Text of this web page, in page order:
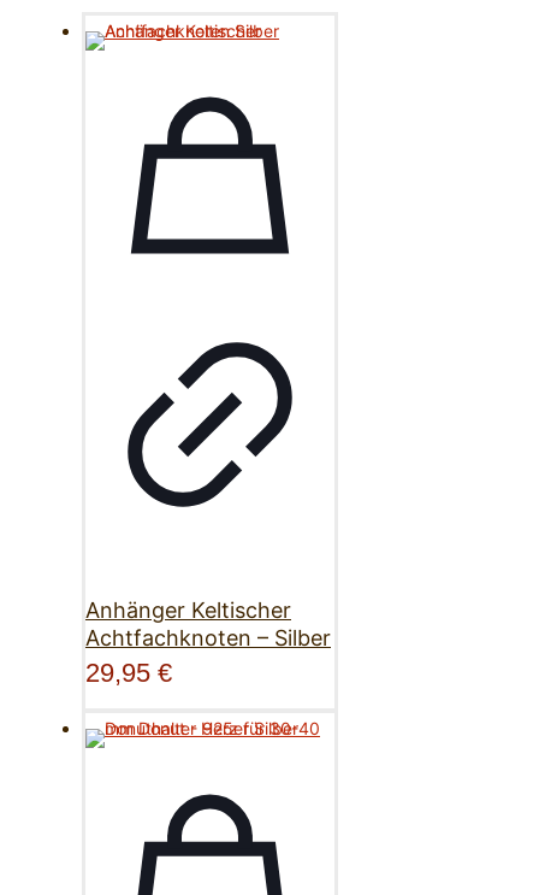
Anhänger Keltischer
Achtfachknoten – Silber
29,95 €